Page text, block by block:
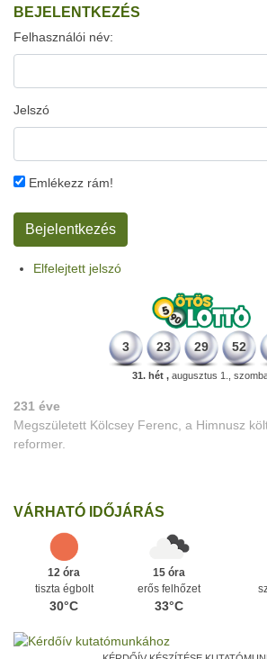
BEJELENTKEZÉS
Felhasználói név:
Jelszó
Emlékezz rám!
Elfelejtett jelszó
3 23 29 52
31. hét ,augusztus 1.,
231 éve
Megszületett Kölcsey Ferenc, a Himnusz
reformer.
VÁRHATÓ IDŐJÁRÁS
12 óra
tiszta égbolt
30°C
15 óra
erős felhőzet
33°C